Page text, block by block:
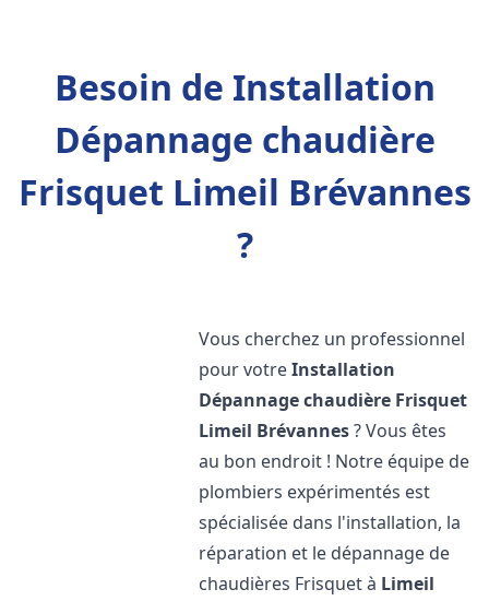
Besoin de Installation
Dépannage chaudière
Frisquet Limeil Brévannes
?
Vous cherchez un professionnel
pour votreInstallation
Dépannage chaudière Frisquet
Limeil Brévannes? Vous êtes
au bon endroit ! Notre équipe de
plombiers expérimentés est
spécialisée dans l'installation, la
réparation et le dépannage de
chaudières Frisquet à Limeil